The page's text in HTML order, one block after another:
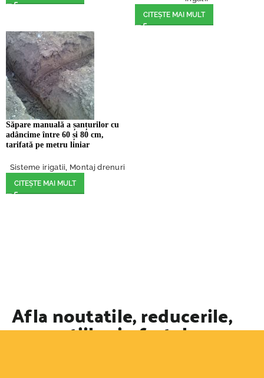
CITEȘTE MAI MULT
Săpare manuală a șanțurilor cu
adâncime între 60 și 80 cm,
tarifată pe metru liniar
Sisteme irigatii Montaj drenuri
CITEȘTE MAI MULT
Afla noutatile, reducerile,
promotiile si ofertele